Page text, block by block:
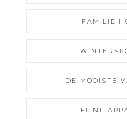
FAMILIE
DE MOOISTE
FIJNE